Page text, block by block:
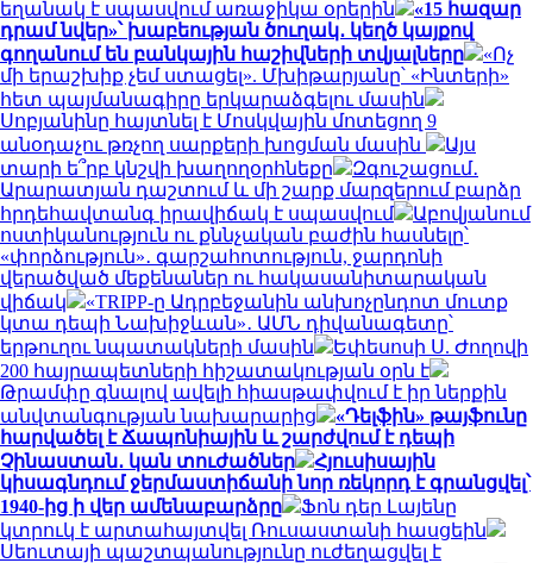
եղանակ է սպասվում առաջիկա օրերին
«15 հազար
դրամ նվեր»՝ խաբեության ծուղակ․ կեղծ կայքով
գողանում են բանկային հաշիվների տվյալները
«Ոչ
մի երաշխիք չեմ ստացել». Մխիթարյանը՝ «Ինտերի»
հետ պայմանագիրը երկարաձգելու մասին
Սոբյանինը հայտնել է Մոսկվային մոտեցող 9
անօդաչու թռչող սարքերի խոցման մասին
Այս
տարի ե՞րբ կնշվի խաղողօրհնեքը
Զգուշացում․
Արարատյան դաշտում և մի շարք մարզերում բարձր
հրդեհավտանգ իրավիճակ է սպասվում
Աբովյանում
ոստիկանություն ու քննչական բաժին հասնելը՝
«փորձություն»․ գարշահոտություն, ջարդոնի
վերածված մեքենաներ ու հակասանիտարական
վիճակ
«TRIPP-ը Ադրբեջանին անխոչընդոտ մուտք
կտա դեպի Նախիջևան»․ ԱՄՆ դիվանագետը՝
երթուղու նպատակների մասին
Եփեսոսի Ս. Ժողովի
200 հայրապետների հիշատակության օրն է
Թրամփը գնալով ավելի հիասթափվում է իր ներքին
անվտանգության նախարարից
«Դելֆին» թայֆունը
հարվածել է Ճապոնիային և շարժվում է դեպի
Չինաստան․ կան տուժածներ
Հյուսիսային
կիսագնդում ջերմաստիճանի նոր ռեկորդ է գրանցվել՝
1940-ից ի վեր ամենաբարձրը
Ֆոն դեր Լայենը
կտրուկ է արտահայտվել Ռուսաստանի հասցեին
Սեուտայի ​​պաշտպանությունը ուժեղացվել է